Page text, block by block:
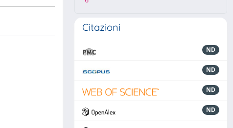
Citazioni
ND
ND
ND
ND